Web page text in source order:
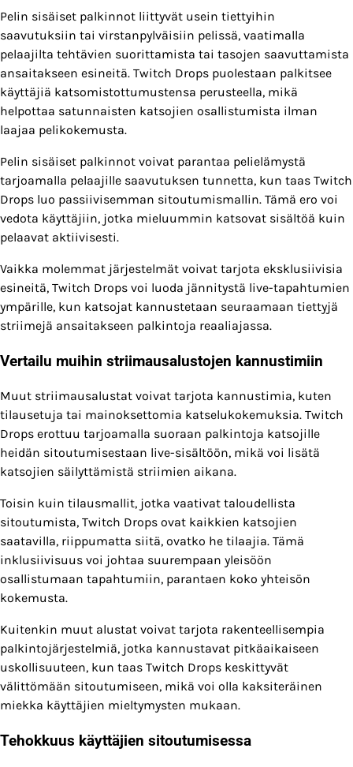
Pelin sisäiset palkinnot liittyvät usein tiettyihin
saavutuksiin tai virstanpylväisiin pelissä, vaatimalla
pelaajilta tehtävien suorittamista tai tasojen saavuttamista
ansaitakseen esineitä. Twitch Drops puolestaan palkitsee
käyttäjiä katsomistottumustensa perusteella, mikä
helpottaa satunnaisten katsojien osallistumista ilman
laajaa pelikokemusta.
Pelin sisäiset palkinnot voivat parantaa pelielämystä
tarjoamalla pelaajille saavutuksen tunnetta, kun taas Twitch
Drops luo passiivisemman sitoutumismallin. Tämä ero voi
vedota käyttäjiin, jotka mieluummin katsovat sisältöä kuin
pelaavat aktiivisesti.
Vaikka molemmat järjestelmät voivat tarjota eksklusiivisia
esineitä, Twitch Drops voi luoda jännitystä live-tapahtumien
ympärille, kun katsojat kannustetaan seuraamaan tiettyjä
striimejä ansaitakseen palkintoja reaaliajassa.
Vertailu muihin striimausalustojen kannustimiin
Muut striimausalustat voivat tarjota kannustimia, kuten
tilausetuja tai mainoksettomia katselukokemuksia. Twitch
Drops erottuu tarjoamalla suoraan palkintoja katsojille
heidän sitoutumisestaan live-sisältöön, mikä voi lisätä
katsojien säilyttämistä striimien aikana.
Toisin kuin tilausmallit, jotka vaativat taloudellista
sitoutumista, Twitch Drops ovat kaikkien katsojien
saatavilla, riippumatta siitä, ovatko he tilaajia. Tämä
inklusiivisuus voi johtaa suurempaan yleisöön
osallistumaan tapahtumiin, parantaen koko yhteisön
kokemusta.
Kuitenkin muut alustat voivat tarjota rakenteellisempia
palkintojärjestelmiä, jotka kannustavat pitkäaikaiseen
uskollisuuteen, kun taas Twitch Drops keskittyvät
välittömään sitoutumiseen, mikä voi olla kaksiteräinen
miekka käyttäjien mieltymysten mukaan.
Tehokkuus käyttäjien sitoutumisessa